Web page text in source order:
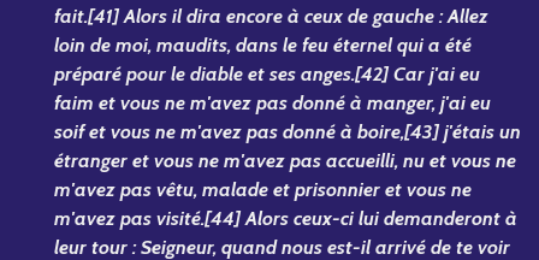
fait.[41] Alors il dira encore à ceux de gauche : Allez
loin de moi, maudits, dans le feu éternel qui a été
préparé pour le diable et ses anges.[42] Car j'ai eu
faim et vous ne m'avez pas donné à manger, j'ai eu
soif et vous ne m'avez pas donné à boire,[43] j'étais un
étranger et vous ne m'avez pas accueilli, nu et vous ne
m'avez pas vêtu, malade et prisonnier et vous ne
m'avez pas visité.[44] Alors ceux-ci lui demanderont à
leur tour : Seigneur, quand nous est-il arrivé de te voir